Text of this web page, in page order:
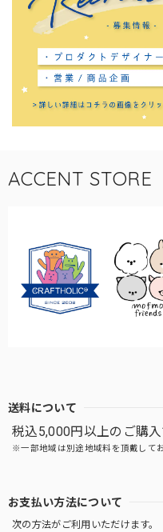
ACCENT STORE
送料について
税込5,000円以上のご購
※一部地域は別途地域料を頂戴して
お支払い方法について
次の方法がご利用いただけます。